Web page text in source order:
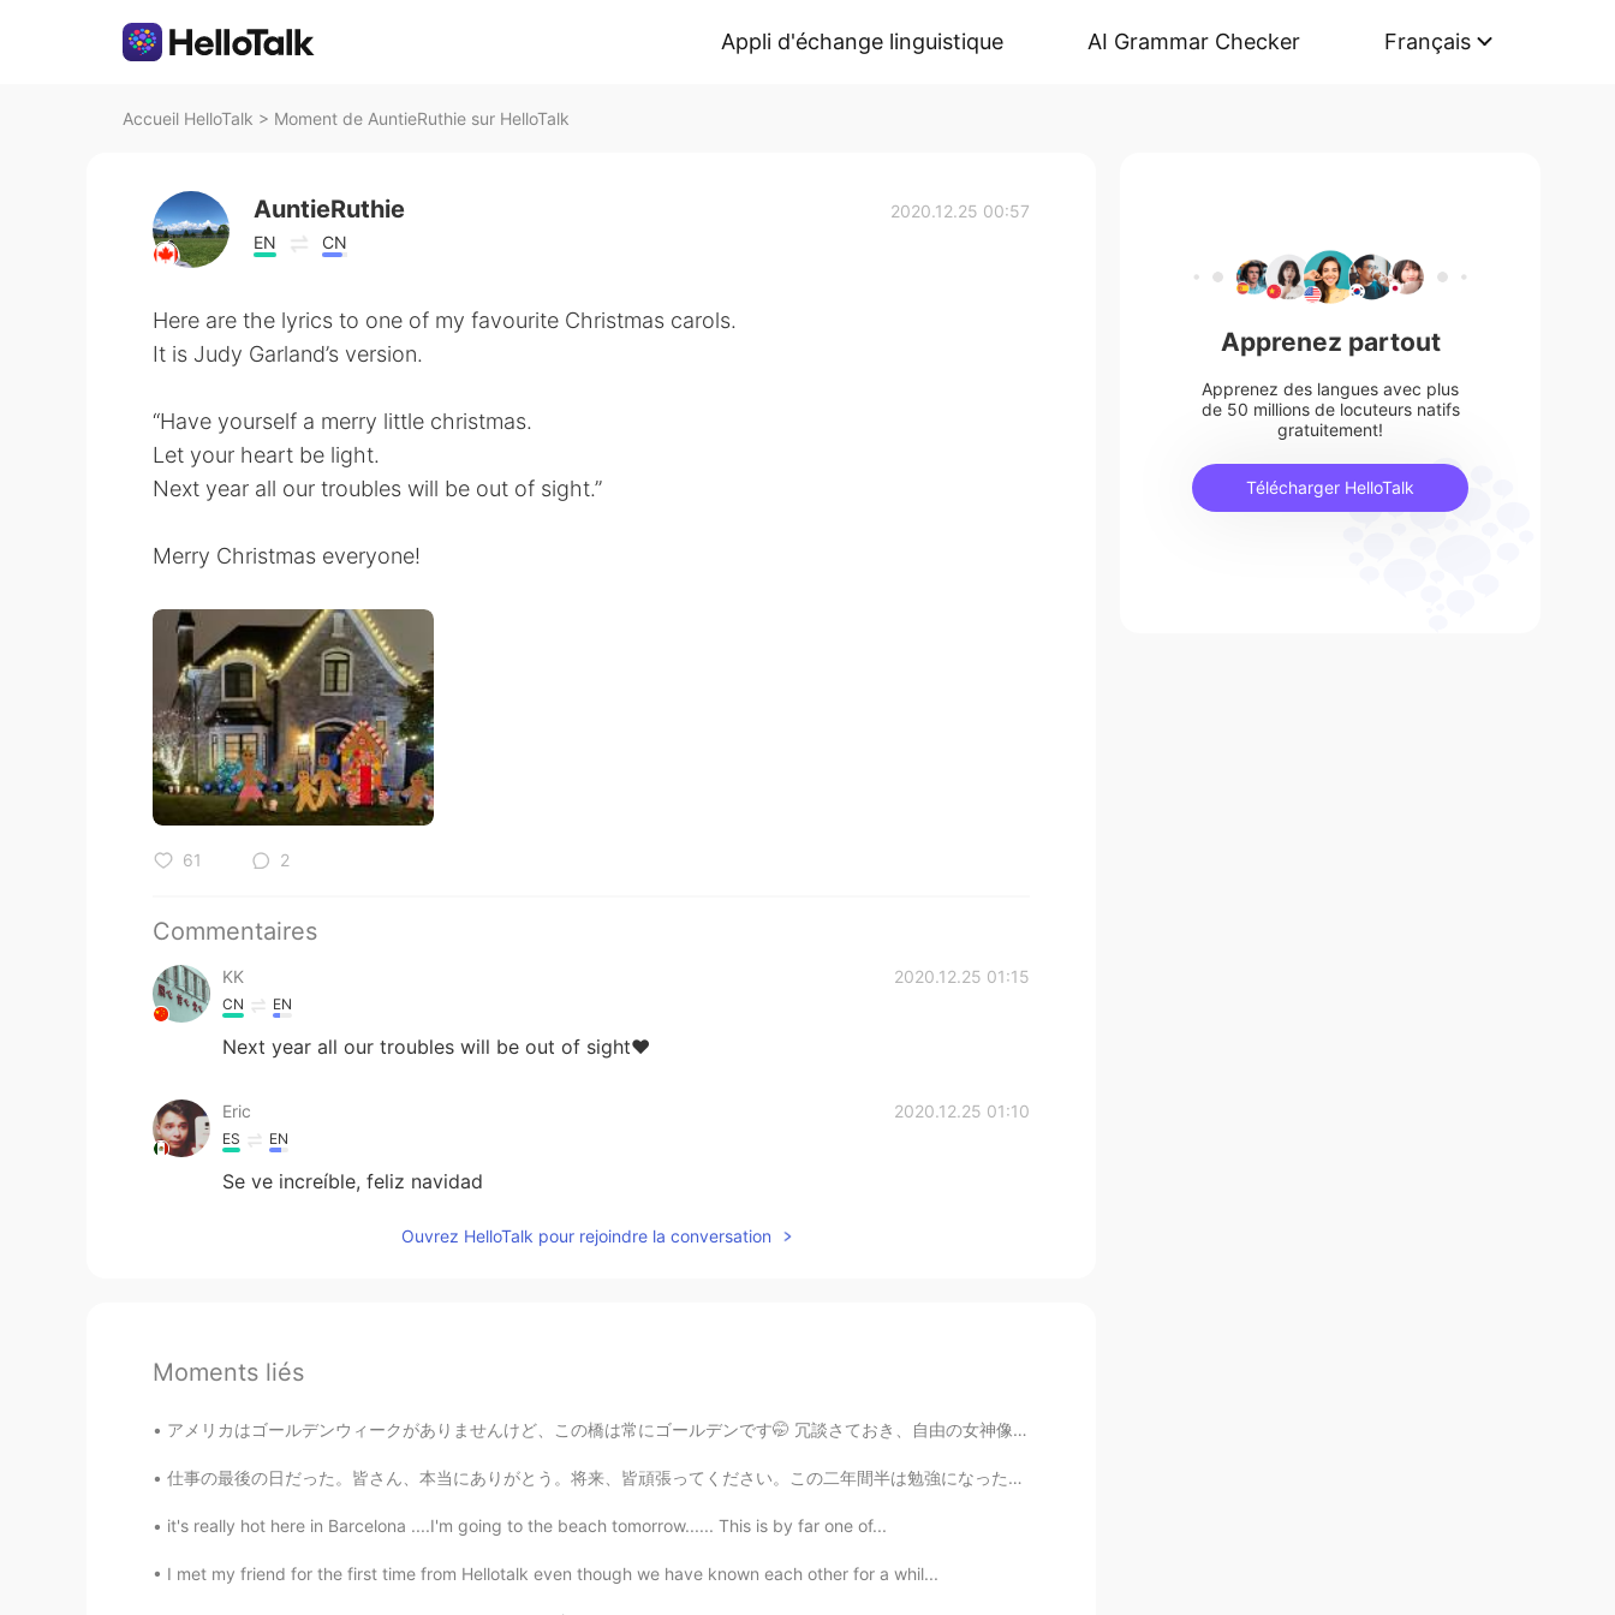
Appli d'échange linguistique AI Grammar Checker Français
Accueil HelloTalk > Moment de AuntieRuthie sur HelloTalk
AuntieRuthie
EN CN
2020.12.25 00:57
Here are the lyrics to one of my favourite Christmas carols.
It is Judy Garland’s version.
“Have yourself a merry little christmas.
Let your heart be light.
Next year all our troubles will be out of sight.”
Merry Christmas everyone!
61 2
Commentaires
KK 2020.12.25 01:15
CN EN
Next year all our troubles will be out of sight❤
Eric 2020.12.25 01:10
ES EN
Se ve increíble, feliz navidad
Ouvrez HelloTalk pour rejoindre la conversation
Moments liés
アメリカはゴールデンウィークがありませんけど、この橋は常にゴールデンです🤭 冗談さておき、自由の女神像のような世界遺産じゃなくても、ゴールデンゲートブリッジの知名度は高くて一番有名な橋の1つです...
仕事の最後の日だった。皆さん、本当にありがとう。将来、皆頑張ってください。この二年間半は勉強になった。仕事のやり方だけではなくて、自分の性格も磨けたと思う。プレゼントも皆ありがとう！ さて、明...
it's really hot here in Barcelona ....I'm going to the beach tomorrow...... This is by far one of...
I met my friend for the first time from Hellotalk even though we have known each other for a whil...
Apprenez partout
Apprenez des langues avec plus
de 50 millions de locuteurs natifs
gratuitement!
Télécharger HelloTalk